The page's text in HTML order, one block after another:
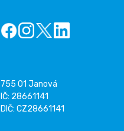
755 01 Janová
IČ: 28661141
DIČ: CZ28661141